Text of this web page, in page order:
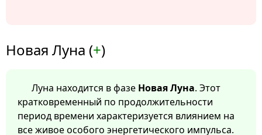
Новая Луна (+)
Луна находится в фазе Новая Луна. Этот
кратковременный по продолжительности
период времени характеризуется влиянием на
все живое особого энергетического импульса.